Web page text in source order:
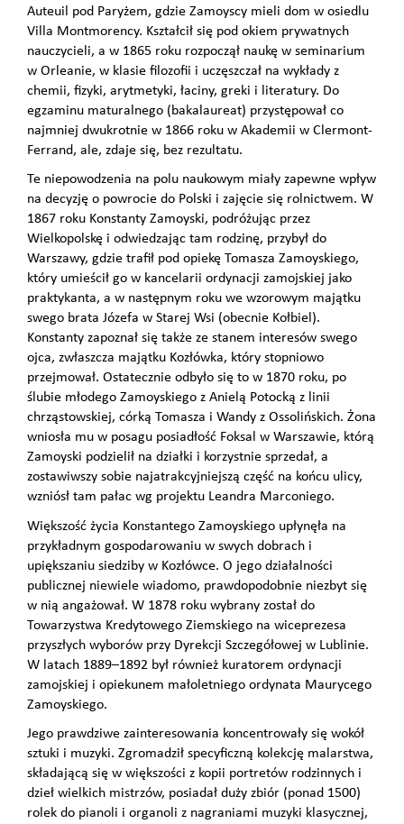
Auteuil pod Paryżem, gdzie Zamoyscy mieli dom w osiedlu
Villa Montmorency. Kształcił się pod okiem prywatnych
nauczycieli, a w 1865 roku rozpoczął naukę w seminarium
w Orleanie, w klasie filozofii i uczęszczał na wykłady z
chemii, fizyki, arytmetyki, łaciny, greki i literatury. Do
egzaminu maturalnego (bakalaureat) przystępował co
najmniej dwukrotnie w 1866 roku w Akademii w Clermont-
Ferrand, ale, zdaje się, bez rezultatu.
Te niepowodzenia na polu naukowym miały zapewne wpływ
na decyzję o powrocie do Polski i zajęcie się rolnictwem. W
1867 roku Konstanty Zamoyski, podróżując przez
Wielkopolskę i odwiedzając tam rodzinę, przybył do
Warszawy, gdzie trafił pod opiekę Tomasza Zamoyskiego,
który umieścił go w kancelarii ordynacji zamojskiej jako
praktykanta, a w następnym roku we wzorowym majątku
swego brata Józefa w Starej Wsi (obecnie Kołbiel).
Konstanty zapoznał się także ze stanem interesów swego
ojca, zwłaszcza majątku Kozłówka, który stopniowo
przejmował. Ostatecznie odbyło się to w 1870 roku, po
ślubie młodego Zamoyskiego z Anielą Potocką z linii
chrząstowskiej, córką Tomasza i Wandy z Ossolińskich. Żona
wniosła mu w posagu posiadłość Foksal w Warszawie, którą
Zamoyski podzielił na działki i korzystnie sprzedał, a
zostawiwszy sobie najatrakcyjniejszą część na końcu ulicy,
wzniósł tam pałac wg projektu Leandra Marconiego.
Większość życia Konstantego Zamoyskiego upłynęła na
przykładnym gospodarowaniu w swych dobrach i
upiększaniu siedziby w Kozłówce. O jego działalności
publicznej niewiele wiadomo, prawdopodobnie niezbyt się
w nią angażował. W 1878 roku wybrany został do
Towarzystwa Kredytowego Ziemskiego na wiceprezesa
przyszłych wyborów przy Dyrekcji Szczegółowej w Lublinie.
W latach 1889–1892 był również kuratorem ordynacji
zamojskiej i opiekunem małoletniego ordynata Maurycego
Zamoyskiego.
Jego prawdziwe zainteresowania koncentrowały się wokół
sztuki i muzyki. Zgromadził specyficzną kolekcję malarstwa,
składającą się w większości z kopii portretów rodzinnych i
dzieł wielkich mistrzów, posiadał duży zbiór (ponad 1500)
rolek do pianoli i organoli z nagraniami muzyki klasycznej,